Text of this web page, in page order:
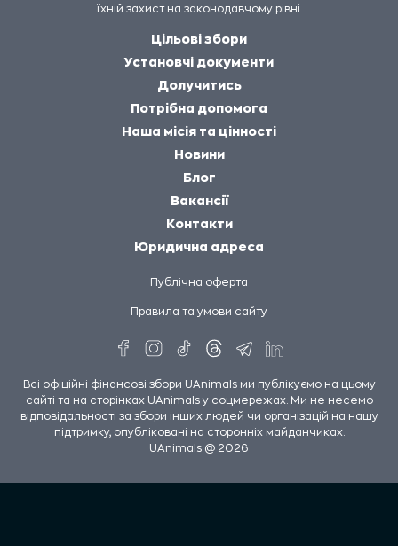
їхній захист на законодавчому рівні.
Цільові збори
Установчі документи
Долучитись
Потрібна допомога
Наша місія та цінності
Новини
Блог
Вакансії
Контакти
Юридична адреса
Публічна оферта
Правила та умови сайту
Всі офіційні фінансові збори UAnimals ми публікуємо на цьому
сайті та на сторінках UAnimals у соцмережах. Ми не несемо
відповідальності за збори інших людей чи організацій на нашу
підтримку, опубліковані на сторонніх майданчиках.
UAnimals @ 2026